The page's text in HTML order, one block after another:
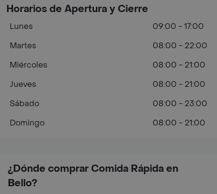
¿Dónde comprar Comida Rápida en
Bello?
Horarios de Apertura y Cierre
Lunes
09:00 - 17:00
Martes
08:00 - 22:00
Miércoles
08:00 - 21:00
Jueves
08:00 - 21:00
Sábado
08:00 - 23:00
Domingo
08:00 - 21:00